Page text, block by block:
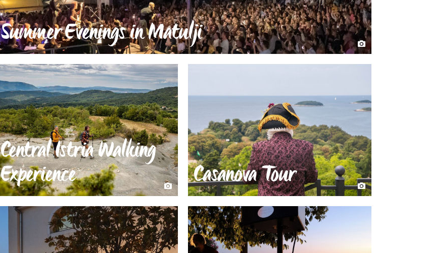
Summer Evenings in Matulji
Central Istria Walking
Experience Casanova Tour